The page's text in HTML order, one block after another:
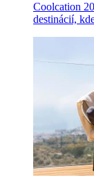
Coolcation
destinácií,